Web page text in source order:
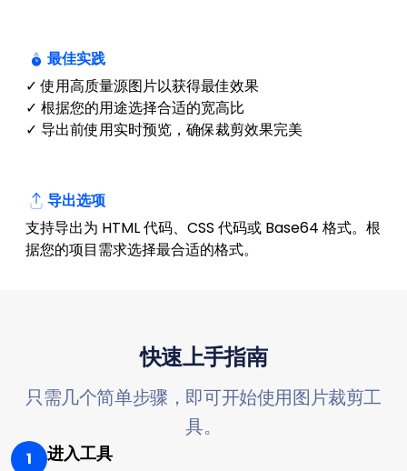
最佳实践
✓ 使用高质量源图片以获得最佳效果
✓ 根据您的用途选择合适的宽高比
✓ 导出前使用实时预览，确保裁剪效果完美
导出选项
支持导出为 HTML 代码、CSS 代码或 Base64 格式。根
据您的项目需求选择最合适的格式。
快速上手指南
只需几个简单步骤，即可开始使用图片裁剪工
具。
1 进入工具